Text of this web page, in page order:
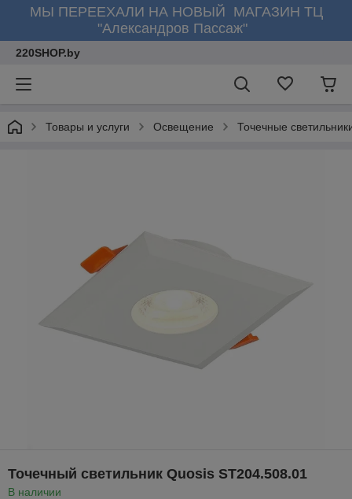
МЫ ПЕРЕЕХАЛИ НА НОВЫЙ МАГАЗИН ТЦ
"Александров Пассаж"
220SHOP.by
Товары и услуги Освещение Точечные
Точечный светильник Quosis ST204.508.01
В наличии